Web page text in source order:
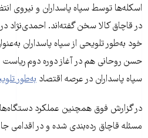
اسکله‌ها توسط سپاه پاسداران و نیروی
در قاچاق کالا سخن گفته‌اند. احمدی‌نژاد
خود به‌طور تلویحی از سپاه پاسداران
حسن روحانی هم در آغاز دوره دوم
سپاه پاسداران در عرصه اقتصاد به‌طور
در گزارش فوق همچنین عملکرد
مسئله قاچاق رده‌بندی شده و در اقدامی